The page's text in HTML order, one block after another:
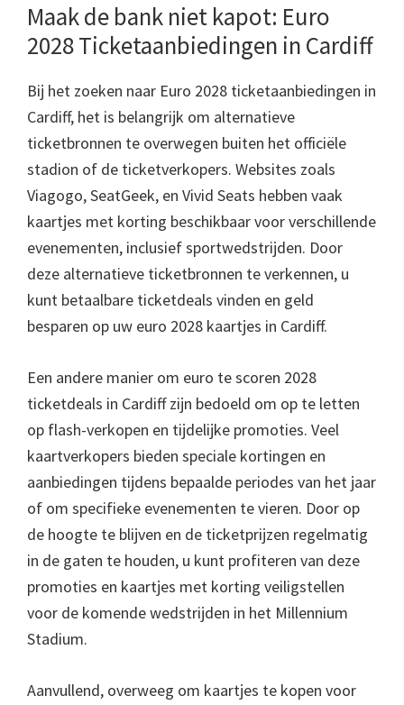
Maak de bank niet kapot: Euro
2028 Ticketaanbiedingen in Cardiff
Bij het zoeken naar Euro 2028 ticketaanbiedingen in
Cardiff, het is belangrijk om alternatieve
ticketbronnen te overwegen buiten het officiële
stadion of de ticketverkopers. Websites zoals
Viagogo, SeatGeek, en Vivid Seats hebben vaak
kaartjes met korting beschikbaar voor verschillende
evenementen, inclusief sportwedstrijden. Door
deze alternatieve ticketbronnen te verkennen, u
kunt betaalbare ticketdeals vinden en geld
besparen op uw euro 2028 kaartjes in Cardiff.
Een andere manier om euro te scoren 2028
ticketdeals in Cardiff zijn bedoeld om op te letten
op flash-verkopen en tijdelijke promoties. Veel
kaartverkopers bieden speciale kortingen en
aanbiedingen tijdens bepaalde periodes van het jaar
of om specifieke evenementen te vieren. Door op
de hoogte te blijven en de ticketprijzen regelmatig
in de gaten te houden, u kunt profiteren van deze
promoties en kaartjes met korting veiligstellen
voor de komende wedstrijden in het Millennium
Stadium.
Aanvullend, overweeg om kaartjes te kopen voor